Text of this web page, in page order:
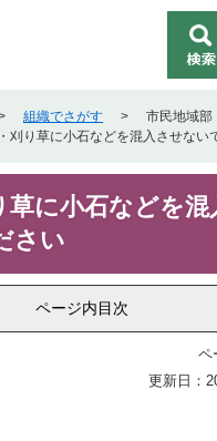
索
組織でさがす > 市民地域部
刈り草に小石などを混入させない
草に小石などを混
さい
ページ内目次
ペ
更新日：